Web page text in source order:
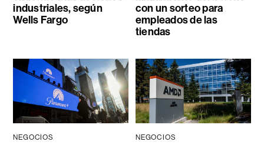
industriales, según
Wells Fargo
con un sorteo para
empleados de las
tiendas
NEGOCIOS NEGOCIOS